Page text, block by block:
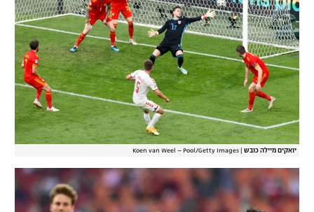
יואקים מיילה כובש Koen van Weel – Pool/Getty Images